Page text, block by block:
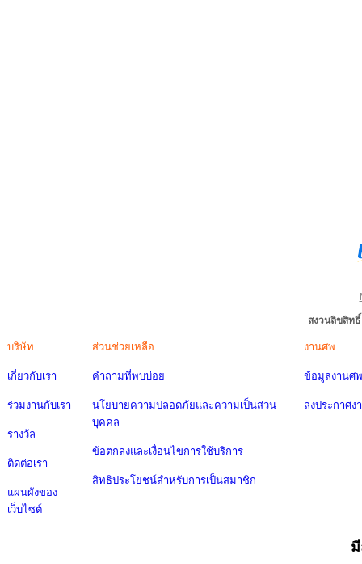
สงวนลิขสิท
บริษัท
เกี่ยวกับเรา
ร่วมงานกับเรา
รางวัล
ติดต่อเรา
แผนผังของ
เว็บไซต์
ส่วนช่วยเหลือ
คำถามที่พบบ่อย
นโยบายความปลอดภัยและความเป็นส่วน
บุคคล
ข้อตกลงและเงื่อนไขการใช้บริการ
สิทธิประโยชน์สำหรับการเป็นสมาชิก
งานศพ
ข้อมูลงานศพ
ลงประกาศง